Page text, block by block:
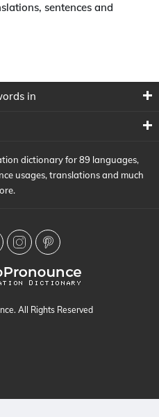
sentences and
in
dictionary for 89 languages,
usages, translations and much
All Rights Reserved